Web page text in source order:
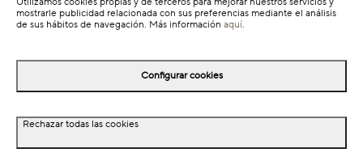
Colección: Versalles
Descripción
mostrarle publicidad relacionada con sus preferencias mediante el análisis
de sus hábitos de navegación. Más información aquí.
Configurar cookies
Rechazar todas las cookies